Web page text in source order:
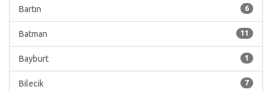
6
Bartın
11
Batman
1
Bayburt
7
Bilecik